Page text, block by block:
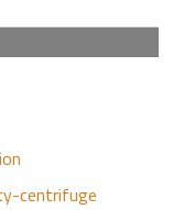
centrifuge